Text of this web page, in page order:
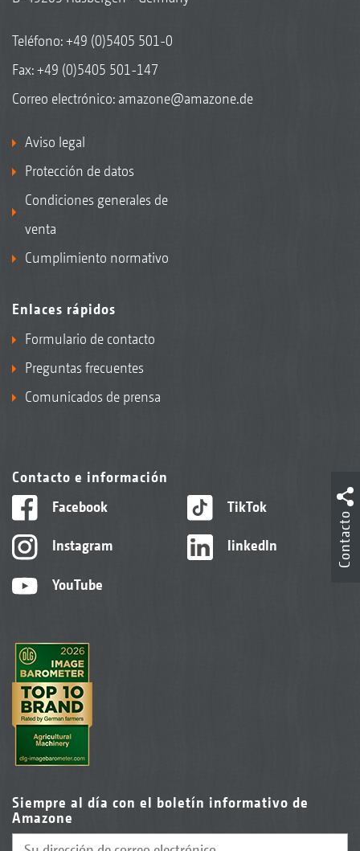
Teléfono:+49 (0)5405 501-0
Fax: +49 (0)5405 501-147
Correo electrónico: amazone@amazone.de
Aviso legal
Protección de datos
Condiciones generales de
venta
Cumplimiento normativo
Enlaces rápidos
Formulario de contacto
Preguntas frecuentes
Comunicados de prensa
Contacto e información
Facebook
Instagram
YouTube
TikTok
linkedIn
Siempre al día con el boletín informativo de
Amazone
Contacto